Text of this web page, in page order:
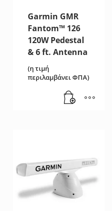
Garmin GMR
Fantom™ 126
120W Pedestal
& 6 ft. Αntenna
(η τιμή
περιλαμβάνει ΦΠΑ)